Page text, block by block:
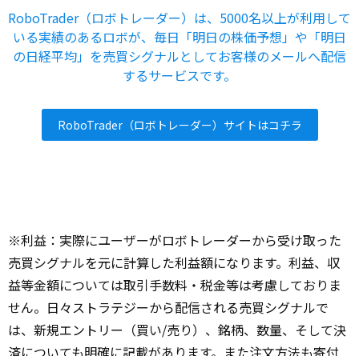
RoboTrader（ロボトレーダー）は、5000名以上が利用して
いる実績のあるロボが、毎日「明日の株価予想」や「明日
の日経平均」を売買シグナルとしてお客様のメールへ配信
するサービスです。
RoboTrader（ロボトレーダー）サイトはコチラ
※利益：実際にユーザーがロボトレーダーから受け取った
売買シグナルを元に計算した利益額になります。利益、収
益等金額については取引手数料・税金等は考慮しておりま
せん。日々ストラテジーから配信される売買シグナルで
は、新規エントリー（買い/売り）、銘柄、数量、そして決
済についても明確に記載があります。また注文方法も寄付